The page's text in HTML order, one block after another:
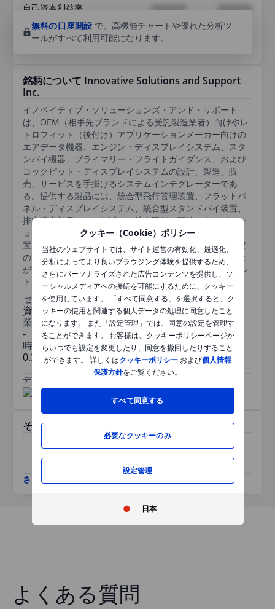
クッキー（Cookie）ポリシー
当社のウェブサイトでは、サイト運営の有効化、最適化、
分析によってより良いブラウジング体験を提供するため、
さらにパーソナライズされた広告コンテンツを提供し、ソ
ーシャルメディアへの接続を可能にするために、クッキー
を使用しています。 「すべて同意する」を選択すると、ク
ッキーの使用と関連する個人データの処理に同意したこと
になります。 また「設定管理」では、同意の設定を管理す
ることができます。 お客様は、クッキーポリシーページか
らいつでも設定を変更したり、同意を撤回したりすること
ができます。 詳しくはクッキーポリシー および個人情報
保護方針をご覧ください。
すべて同意する
必要なクッキーのみ
設定管理
日本
自己資本利益率
XXXXXXX
XXXXXXX
無料の口座開設 で、高機能チャートや優れた分析ツ
ールがすべて利用可能になります。
銘柄について Innovative Solutions and Support
Inc.
イノベイティブ・ソリューションズ・アンド・サポート
は、OEM（相手先ブランドによる受託製造業者）向けやレ
トロフィット（後付け）アプリケーションメーカー向けの
エアデータ機器、エンジン・ディスプレイシステム、スタ
ンバイ機器、プライマリー・フライトガイダンス、および
コックピット・ディスプレイシステムの設計、製造、販
売、サービスを手掛けるシステムインテグレーターであ
る。提供する製品には、統合型飛行管理装置、フラットパ
ネル・ディスプレイシステム、統合型スタンドバイ装置、
排出温室効果ガスを低減した航空飛行を可能にするポジシ
ョニングシステム（GPS）受信機、および自動速度維持装
置（オートスロットル）などがあり、エンジンの出力設定
の自動制御、パイロットの操作負荷の軽減、安全性の向上
が実現できるよう設計されている。製品は、OEM市場とレ
トロフィット市場に供給されている。
セクター
資本財
業種
-
時価総額
0.37037889bn
データ提供元 /
その他関連銘柄
ＲＦインダストリーズ
さらに表示
よくある質問